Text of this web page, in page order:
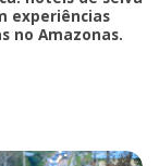
experiências
no Amazonas.